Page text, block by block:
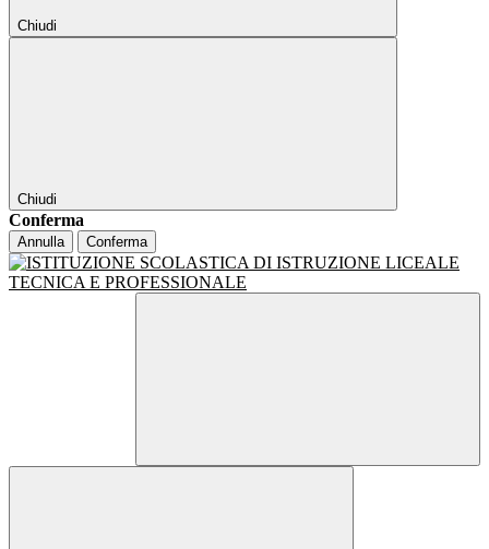
Chiudi
Chiudi
Conferma
Annulla Conferma